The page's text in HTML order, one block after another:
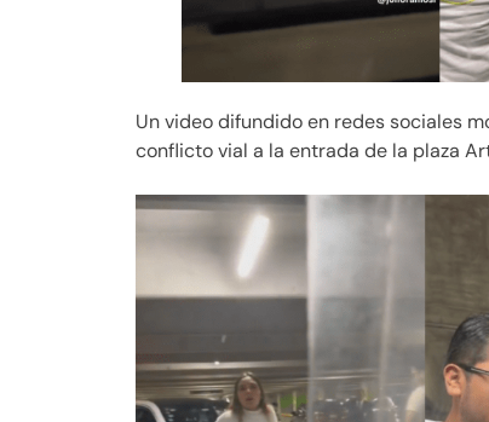
Un video difundido en redes sociales
conflicto vial a la entrada de la plaza